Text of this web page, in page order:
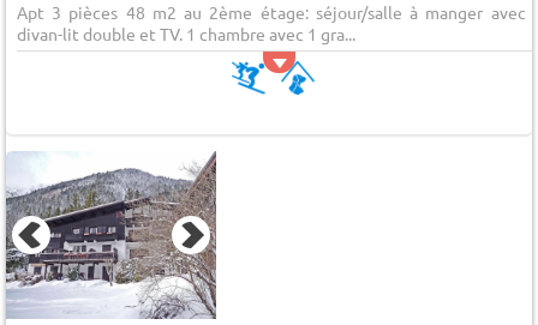
Apt 3 pièces 48 m2 au 2ème étage: séjour/salle à manger avec
divan-lit double et TV. 1 chambre avec 1 gra...